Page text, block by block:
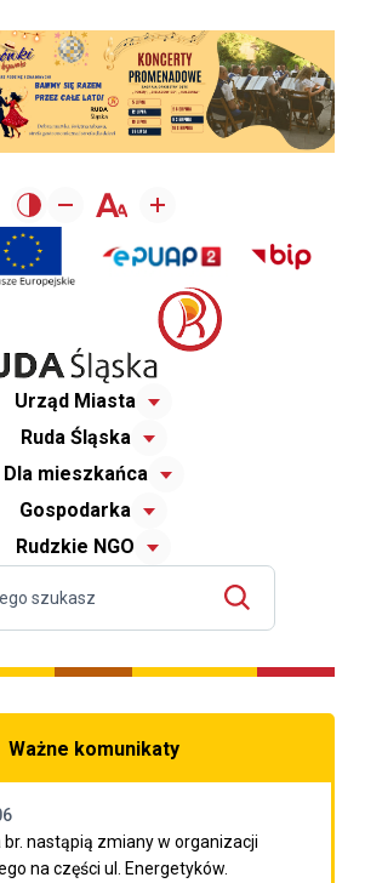
Urząd Miasta
Ruda Śląska
Dla mieszkańca
Gospodarka
Rudzkie NGO
Ważne komunikaty
br. nastąpią zmiany w organizacji
na części ul. Energetyków.